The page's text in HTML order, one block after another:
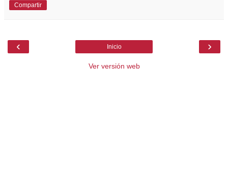
Compartir
‹ ›
Inicio
Ver versión web